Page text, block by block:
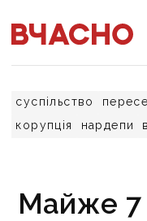
суспільство
корупція
нардепи
Майже 7